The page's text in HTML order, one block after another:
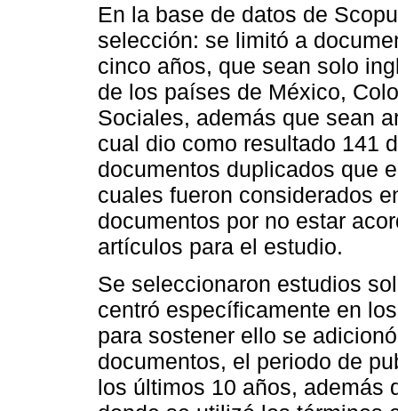
En la base de datos de
selección: se limitó a
cinco años, que sean solo
de los países de México,
Sociales, además que sean
cual dio como resultado 141
documentos duplicados que
cuales fueron considerados
documentos por no estar
artículos para el estudio.
Se seleccionaron estudios
centró específicamente en
para sostener ello se
documentos, el periodo de
los últimos 10 años, además